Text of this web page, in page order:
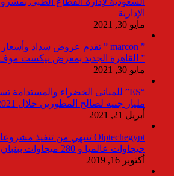
الإدارية
مايو 30, 2021
” القاهرة الجديد بمعرض نيكست
مايو 30, 2021
مليار جنيه لصالح المطورين خلال 2021
أبريل 21, 2021
جيجاوات عالميا و 280 ميجاوات ببنبان
أكتوبر 16, 2019